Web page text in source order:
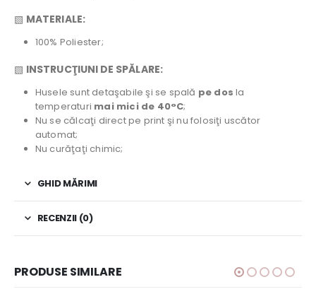
▧ MATERIALE:
100% Poliester;
▧ INSTRUCŢIUNI DE SPĂLARE:
Husele sunt detaşabile şi se spală pe dos la
temperaturi mai mici de 40°C;
Nu se călcaţi direct pe print şi nu folosiţi uscător
automat;
Nu curăţaţi chimic;
GHID MĂRIMI
RECENZII (0)
PRODUSE SIMILARE